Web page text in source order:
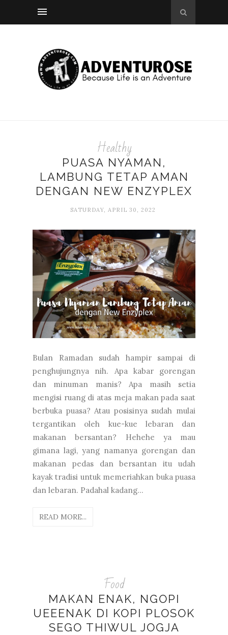
Healthy
PUASA NYAMAN,
LAMBUNG TETAP AMAN
DENGAN NEW ENZYPLEX
SATURDAY, APRIL 30, 2022
Bulan Ramadan sudah hampir sampai di
penghujungnya nih. Apa kabar gorengan
dan minuman manis? Apa masih setia
mengisi ruang di atas meja makan pada saat
berbuka puasa? Atau posisinya sudah mulai
tergantikan oleh kue-kue lebaran dan
makanan bersantan? Hehehe ya mau
gimana lagi, yang namanya gorengan dan
makanan pedas dan bersantan itu udah
kayak tradisi untuk memeriahkan buka puasa
dan lebaran. Padahal kadang...
READ MORE...
Food
MAKAN ENAK, NGOPI
UEEENAK DI KOPI PLOSOK
SEGO THIWUL JOGJA